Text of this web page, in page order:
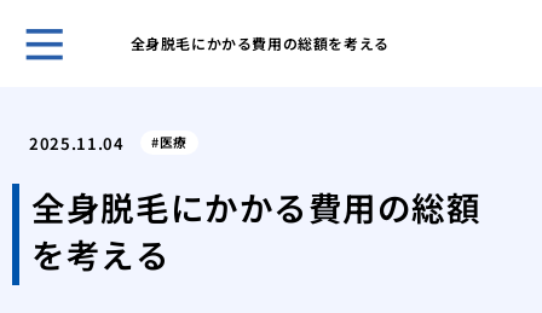
全身脱毛にかかる費用の総額を考える
2025.11.04 医療
全身脱毛にかかる費用の総額
を考える